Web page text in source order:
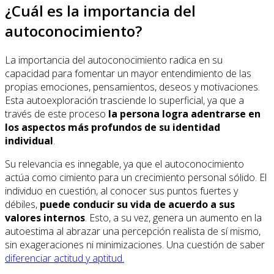
¿Cuál es la importancia del
autoconocimiento?
La importancia del autoconocimiento radica en su
capacidad para fomentar un mayor entendimiento de las
propias emociones, pensamientos, deseos y motivaciones.
Esta autoexploración trasciende lo superficial, ya que a
través de este proceso la persona logra adentrarse en
los aspectos más profundos de su identidad
individual.
Su relevancia es innegable, ya que el autoconocimiento
actúa como cimiento para un crecimiento personal sólido. El
individuo en cuestión, al conocer sus puntos fuertes y
débiles, puede conducir su vida de acuerdo a sus
valores internos. Esto, a su vez, genera un aumento en la
autoestima al abrazar una percepción realista de sí mismo,
sin exageraciones ni minimizaciones. Una cuestión de saber
diferenciar actitud y aptitud.